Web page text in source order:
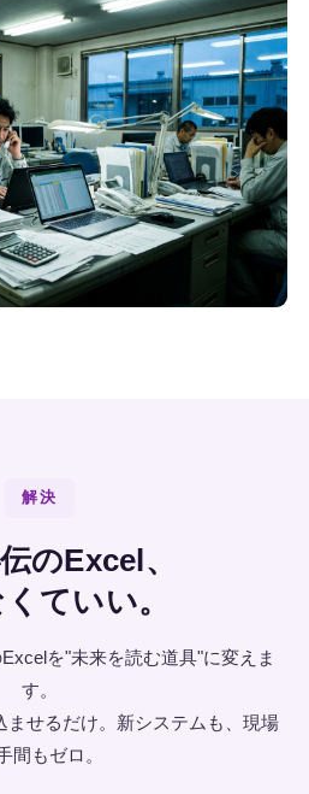
解決
のExcel、
ていい。
を"未来を読む道具"に変えま
す。
ませるだけ。新システムも、現場
間もゼロ。